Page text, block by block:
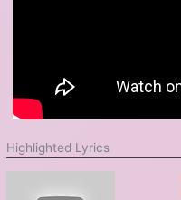
Highlighted Lyrics